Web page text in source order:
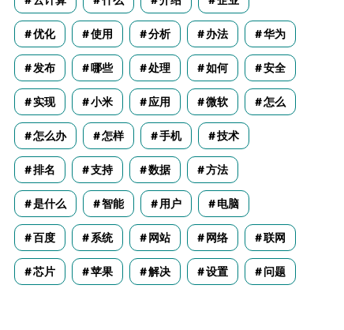
优化 使用 分析 办法 华为
发布 哪些 处理 如何 安全
实现 小米 应用 微软 怎么
怎么办 怎样 手机 技术
排名 支持 数据 方法
是什么 智能 用户 电脑
百度 系统 网站 网络 联网
芯片 苹果 解决 设置 问题